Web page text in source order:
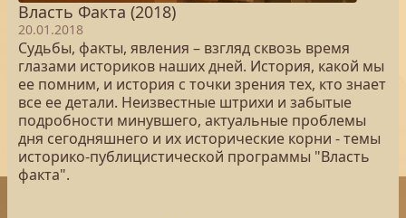
Власть Факта (2018)
20.01.2018
Судьбы, факты, явления – взгляд сквозь время
глазами историков наших дней. История, какой мы
ее помним, и история с точки зрения тех, кто знает
все ее детали. Неизвестные штрихи и забытые
подробности минувшего, актуальные проблемы
дня сегодняшнего и их исторические корни - темы
историко-публицистической программы "Власть
факта".